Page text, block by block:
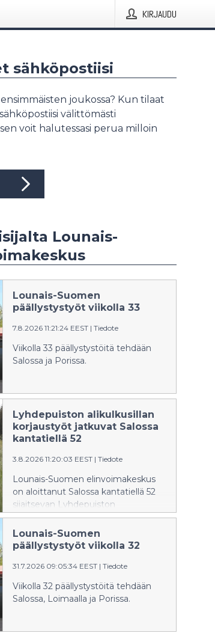
KIRJAUDU
sähköpostiisi
joukossa? Kun tilaat
välittömästi
voit halutessasi perua milloin
Lounais-
Lounais-Suomen
päällystystyöt viikolla 33
7.8.2026 11:21:24 EEST | Tiedote
Viikolla 33 päällystystöitä tehdään
Salossa ja Porissa.
Lyhdepuiston alikulkusillan
korjaustyöt jatkuvat Salossa
kantatiellä 52
3.8.2026 11:20:03 EEST | Tiedote
Lounais-Suomen elinvoimakeskus
on aloittanut Salossa kantatiellä 52
sijaitsevan Lyhdepuiston
alikulkusillan korjaustyöt 6.7.2026.
Alkuperäisestä aikataulusta poiketen
työt jatkuvat vielä arviolta elokuun
aikana toinen ajokaista on poissa
käytöstä ja liikenne on ohjattu
toiselle kaistalle liikennevalo-
ohjauksella. Töistä aiheutuu haittaa
Lounais-Suomen
päällystystyöt viikolla 32
31.7.2026 09:05:34 EEST | Tiedote
Viikolla 32 päällystystöitä tehdään
Salossa, Loimaalla ja Porissa.